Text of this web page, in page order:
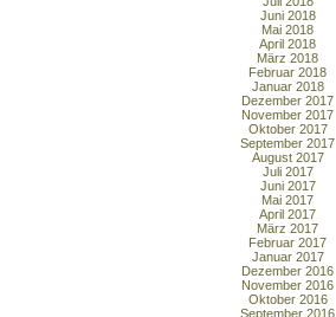
Juni 2018
Mai 2018
April 2018
März 2018
Februar 2018
Januar 2018
Dezember 2017
November 2017
Oktober 2017
September 2017
August 2017
Juli 2017
Juni 2017
Mai 2017
April 2017
März 2017
Februar 2017
Januar 2017
Dezember 2016
November 2016
Oktober 2016
September 2016